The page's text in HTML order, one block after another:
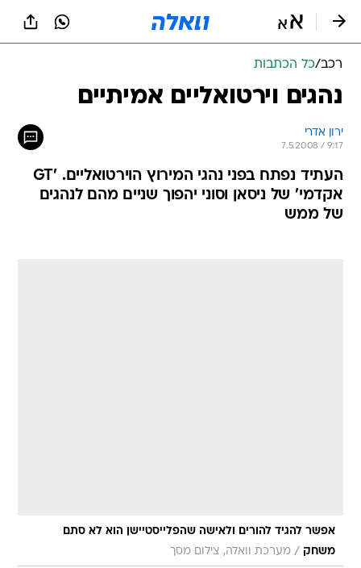
רכב/כל הכתבות
נהגים וירטואליים אמיתיים
ירון אדרי
7.5.2008 / 9:17
העתיד נפתח בפני נהגי המירוץ הוירטואליים. 'GT
אקדמי' של ניסאן וסוני יהפוך שניים מהם לנהגים
של ממש
אפשר להגיד להורים ולאישה שהפלייסטיישן הוא לא סתם
משחק / מערכת וואלה, צילום מסך